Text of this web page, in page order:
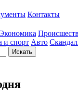
Контакты
и спорт Авто